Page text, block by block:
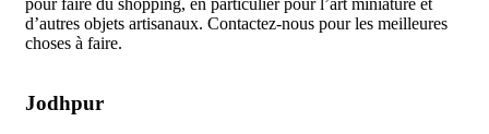
pour faire du shopping, en particulier pour l’art miniature et
d’autres objets artisanaux. Contactez-nous pour les meilleures
choses à faire.
Jodhpur